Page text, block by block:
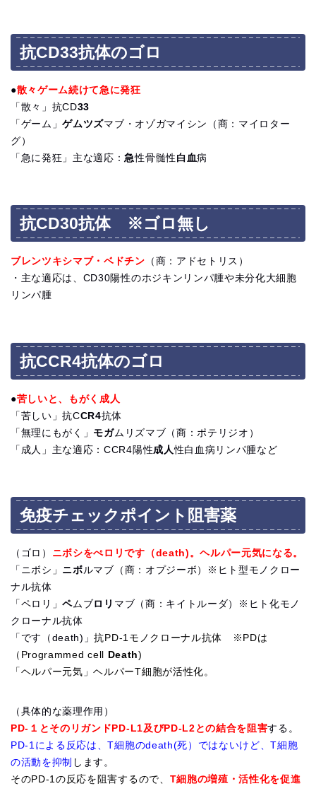
抗CD33抗体のゴロ
●散々ゲーム続けて急に発狂
「散々」抗CD33
「ゲーム」ゲムツズマブ・オゾガマイシン（商：マイロター
グ）
「急に発狂」主な適応：急性骨髄性 白血病
抗CD30抗体 ※ゴロ無し
ブレンツキシマブ・ベドチン （商：アドセトリス）
・主な適応は、CD30陽性のホジキンリンパ腫や未分化大細胞
リンパ腫
抗CCR4抗体のゴロ
●苦しいと、もがく成人
「苦しい」抗CCR4抗体
「無理にもがく」 モガムリズマブ（商：ポテリジオ）
「成人」主な適応：CCR4陽性成人性白血病リンパ腫など
免疫チェックポイント阻害薬
（ゴロ） ニボシをぺロリです（death)。ヘルパー元気になる。
「ニボシ」 ニボルマブ（商：オプジーボ）※ヒト型モノクロー
ナル抗体
「ペロリ」ペムブ ロリ マブ（商：キイトルーダ）※ヒト化モノ
クローナル抗体
「です（death)」抗PD-1モノクローナル抗体 ※PDは
（Programmed cell
Death)
「ヘルパー元気」ヘルパーT細胞が活性化。
（具体的な薬理作用）
PD-１とそのリガンドPD-L1及びPD-L2との結合を阻害する。
PD-1による反応は、T細胞のdeath(死）ではないけど、T細胞
の活動を抑制 します。
そのPD-1の反応を阻害するので、 T細胞の増殖・活性化を促進